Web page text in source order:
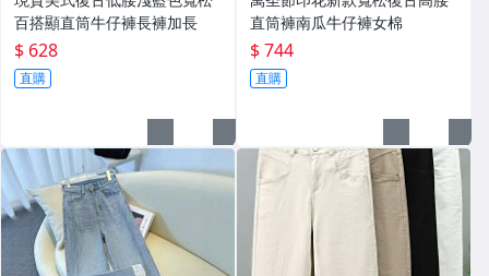
百搭顯直筒牛仔褲長褲加長
$ 628
直購
直筒褲南瓜牛仔褲女棉
$ 744
直購